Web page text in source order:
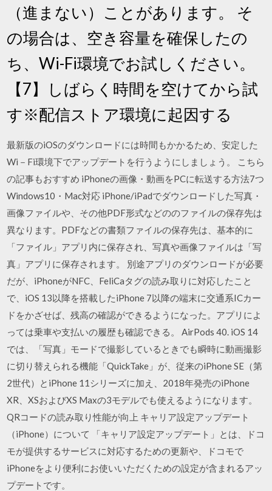
（進まない）ことがあります。 そ
の場合は、空き容量を確保したの
ち、Wi-Fi環境でお試しください。
【7】しばらく時間を空けてから試
す※配信ストア環境に起因する
最新版のiOSのダウンロードには時間もかかるため、安定した
Wi－Fi環境下でアップデートを行うようにしましょう。 こちら
の記事もおすすめ iPhoneの画像・動画をPCに転送する方法7つ
Windows10・Mac対応 iPhone/iPadでダウンロードした写真・
画像ファイルや、その他PDF形式などののファイルの保存先は
異なります。PDFなどの書類ファイルの保存先は、基本的に
「ファイル」アプリ内に保存され、写真や画像ファイルは「写
真」アプリに保存されます。 別途アプリのダウンロードが必要
だが、iPhoneがNFC、FeliCaタグの読み取りに対応したこと
で、iOS 13以降を搭載したiPhone 7以降の端末に交通系ICカー
ドをかざせば、残高の確認ができるようになった。アプリによ
っては乗車や支払いの履歴も確認できる。 AirPods 40. iOS 14
では、「写真」モードで撮影しているときでも瞬時に動画撮影
に切り替えられる機能「QuickTake」が、従来のiPhone SE（第
2世代）とiPhone 11シリーズに加え、2018年発売のiPhone
XR、XSおよびXS Maxの3モデルでも使えるようになります。
QRコードの読み取り性能が向上 キャリア設定アップデート
（iPhone）について 「キャリア設定アップデート」とは、ドコ
モが提供するサービスに対応するための更新や、ドコモで
iPhoneをより便利にお使いいただくための設定が含まれるアッ
プデートです。